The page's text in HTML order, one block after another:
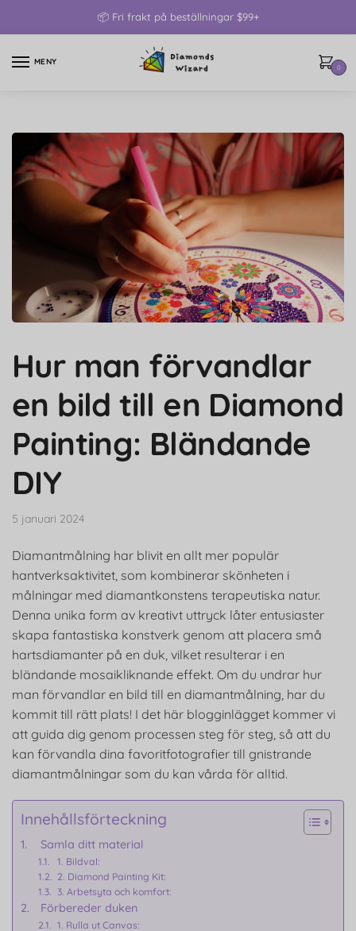
📦 Fri frakt på beställningar $99+
MENY
0
Hur man förvandlar
en bild till en Diamond
Painting: Bländande
DIY
5 januari 2024
Diamantmålning har blivit en allt mer populär
hantverksaktivitet, som kombinerar skönheten i
målningar med diamantkonstens terapeutiska natur.
Denna unika form av kreativt uttryck låter entusiaster
skapa fantastiska konstverk genom att placera små
hartsdiamanter på en duk, vilket resulterar i en
bländande mosaikliknande effekt. Om du undrar hur
man förvandlar en bild till en diamantmålning, har du
kommit till rätt plats! I det här blogginlägget kommer vi
att guida dig genom processen steg för steg, så att du
kan förvandla dina favoritfotografier till gnistrande
diamantmålningar som du kan vårda för alltid.
Innehållsförteckning
Samla ditt material
1. Bildval:
2. Diamond Painting Kit:
3. Arbetsyta och komfort:
Förbereder duken
1. Rulla ut Canvas: